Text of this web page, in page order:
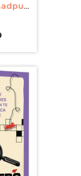
Mr. Brein misdaadpuzzelboek